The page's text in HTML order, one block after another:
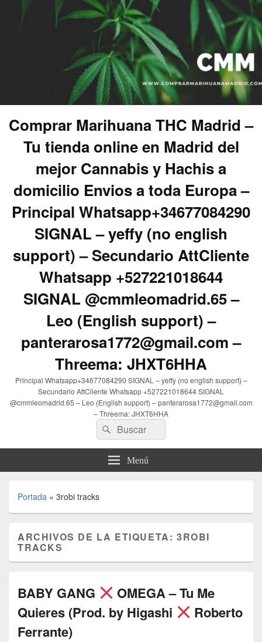
Comprar Marihuana THC Madrid –
Tu tienda online en Madrid del
mejor Cannabis y Hachis a
domicilio Envios a toda Europa –
Principal Whatsapp+34677084290
SIGNAL – yeffy (no english
support) – Secundario AttCliente
Whatsapp +527221018644
SIGNAL @cmmleomadrid.65 –
Leo (English support) –
panterarosa1772@gmail.com –
Threema: JHXT6HHA
Principal Whatsapp+34677084290 SIGNAL – yeffy (no english support) –
Secundario AttCliente Whatsapp +527221018644 SIGNAL
@cmmleomadrid.65 – Leo (English support) – panterarosa1772@gmail.com
– Threema: JHXT6HHA
Buscar
por:
Buscar
Menú
Portada » 3robi tracks
ARCHIVOS DE LA ETIQUETA:3ROBI
TRACKS
BABY GANG
OMEGA – Tu Me
Quieres (Prod. by Higashi
Roberto
Ferrante)